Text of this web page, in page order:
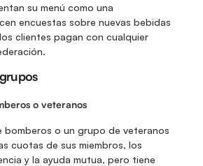
su menú como una
encuestas sobre nuevas bebidas
clientes pagan con cualquier
o veteranos
bomberos o un grupo de veteranos
cuotas de sus miembros, los
y la ayuda mutua, pero tiene